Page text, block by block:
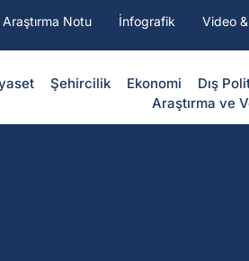
Araştırma Notu İnfografik
Video
⁠Şehircilik Ekonomi Dış
Araştırma ve